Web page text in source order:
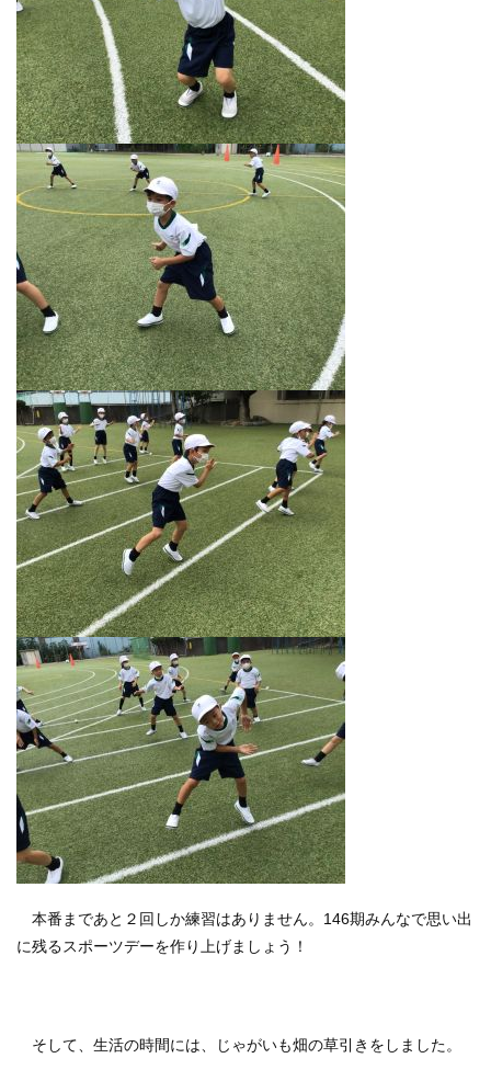
本番まであと２回しか練習はありません。146期みんなで思い出
に残るスポーツデーを作り上げましょう！
そして、生活の時間には、じゃがいも畑の草引きをしました。